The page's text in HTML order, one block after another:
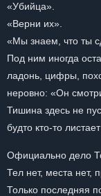
«Убийца».
«Верни их».
«Мы знаем, что ты
Под ним иногда
ладонь, цифры,
неровно: «Он
Тишина здесь не
будто кто-то
Официально дело
Тел нет, места нет,
Только последняя